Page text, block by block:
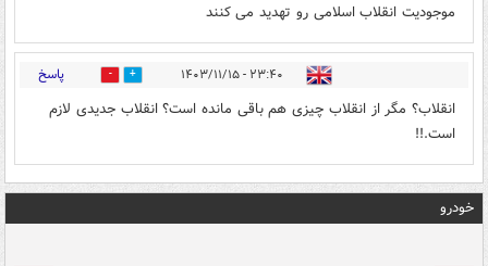
موجودیت انقلاب اسلامی رو تهدید می کنند
۲۳:۴۰ - ۱۴۰۳/۱۱/۱۵ 2 پاسخ
انقلاب؟ مگر از انقلاب چیزی هم باقی مانده است؟ انقلاب جدیدی لازم
است.!!
خودرو